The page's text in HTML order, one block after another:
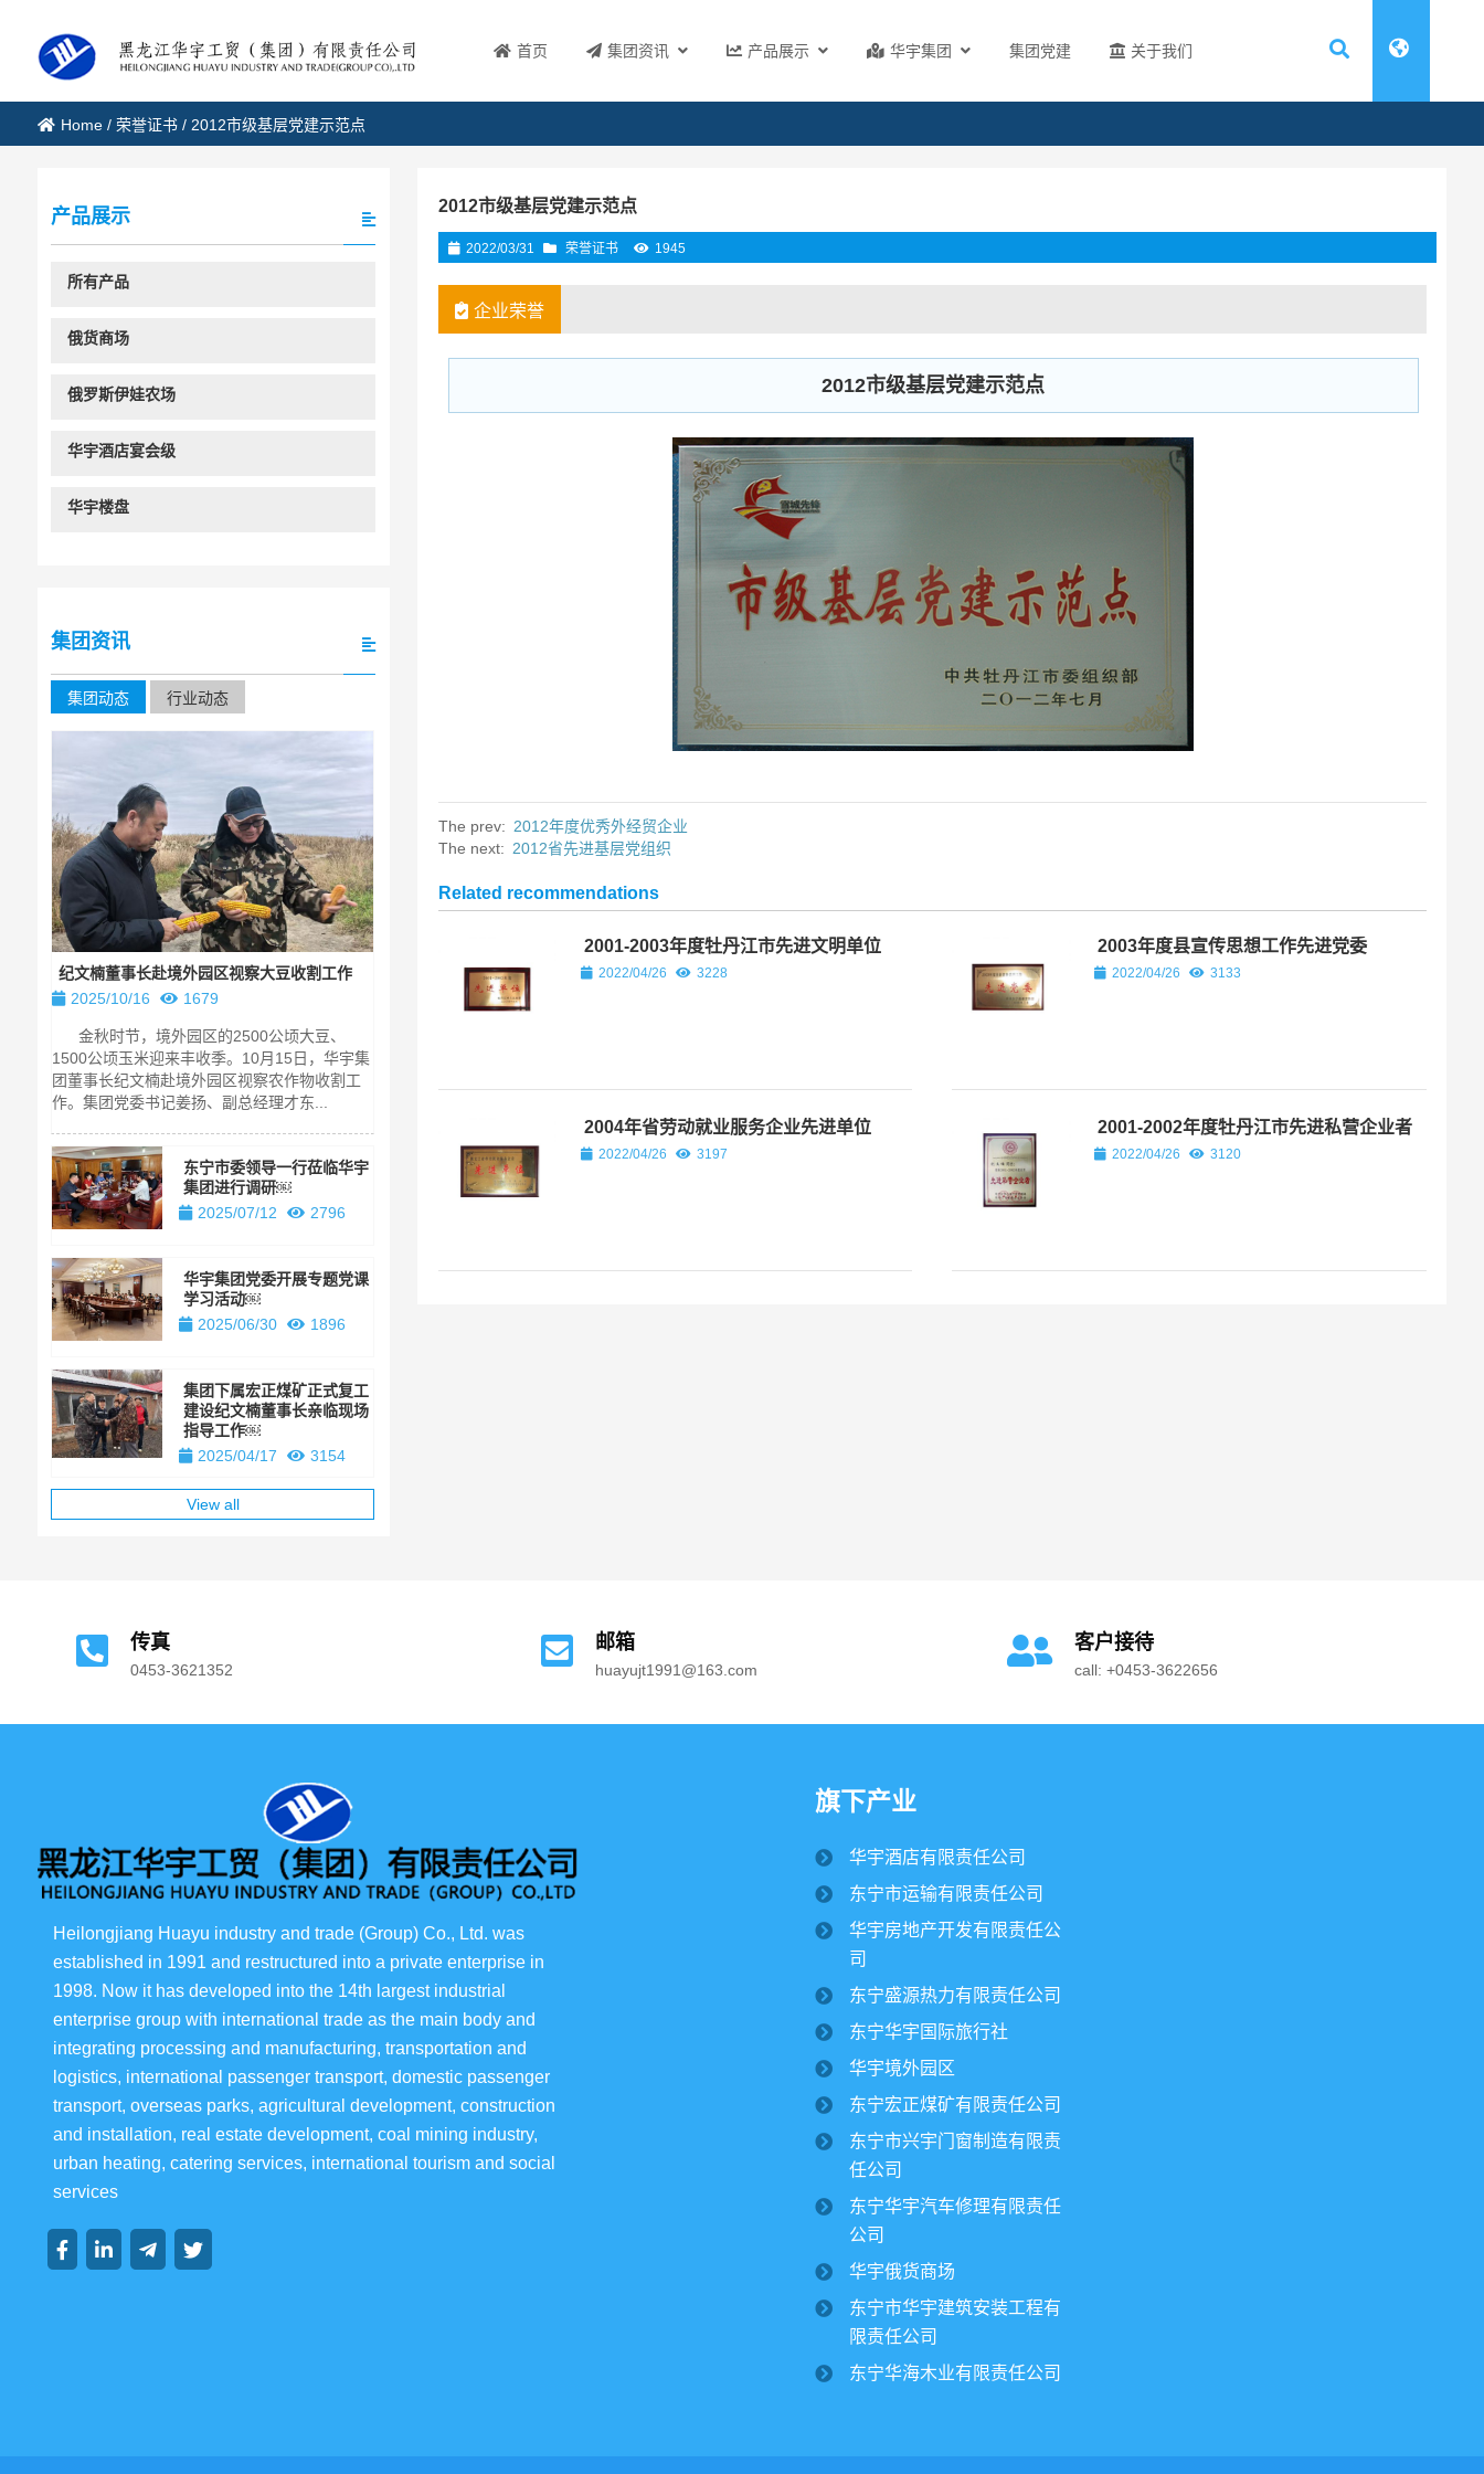
首页 集团资讯 产品展示 华宇集团 集团党建 关于我们
Home/ 荣誉证书/ 2012市级基层党建示范点
2012市级基层党建示范点
2022/03/31 荣誉证书 1945
企业荣誉
2012市级基层党建示范点
The prev: 2012年度优秀外经贸企业
The next: 2012省先进基层党组织
Related recommendations
2001-2003年度牡丹江市先进文明单位
2022/04/26 3228
2003年度县宣传思想工作先进党委
2022/04/26 3133
2004年省劳动就业服务企业先进单位
2022/04/26 3197
2001-2002年度牡丹江市先进私营企业者
2022/04/26 3120
产品展示
所有产品
俄货商场
俄罗斯伊娃农场
华宇酒店宴会级
华宇楼盘
集团资讯
集团动态 行业动态
纪文楠董事长赴境外园区视察大豆收割工作
2025/10/16
1679
金秋时节，境外园区的2500公顷大豆、
1500公顷玉米迎来丰收季。10月15日，华宇集
团董事长纪文楠赴境外园区视察农作物收割工
作。集团党委书记姜扬、副总经理才东...
东宁市委领导一行莅临华宇
集团进行调研￼
2025/07/12
2796
华宇集团党委开展专题党课
学习活动￼
2025/06/30
1896
集团下属宏正煤矿正式复工
建设纪文楠董事长亲临现场
指导工作￼
2025/04/17
3154
View all
集团下属宏正煤矿正式复工建设纪文楠董事
长亲临现场指导工作￼
事长纪文楠亲临宏正煤矿指导复工建...
省交通厅、省道路运输发展
传真
0453-3621352
邮箱
huayujt1991@163.com
客户接待
call: +0453-3622656
Heilongjiang Huayu industry and trade (Group) Co., Ltd. was
established in 1991 and restructured into a private enterprise in
1998. Now it has developed into the 14th largest industrial
enterprise group with international trade as the main body and
integrating processing and manufacturing, transportation and
logistics, international passenger transport, domestic passenger
transport, overseas parks, agricultural development, construction
and installation, real estate development, coal mining industry,
urban heating, catering services, international tourism and social
services
旗下产业
华宇酒店有限责任公司
东宁市运输有限责任公司
华宇房地产开发有限责任公
司
东宁盛源热力有限责任公司
东宁华宇国际旅行社
华宇境外园区
东宁宏正煤矿有限责任公司
东宁市兴宇门窗制造有限责
任公司
东宁华宇汽车修理有限责任
公司
华宇俄货商场
东宁市华宇建筑安装工程有
限责任公司
东宁华海木业有限责任公司